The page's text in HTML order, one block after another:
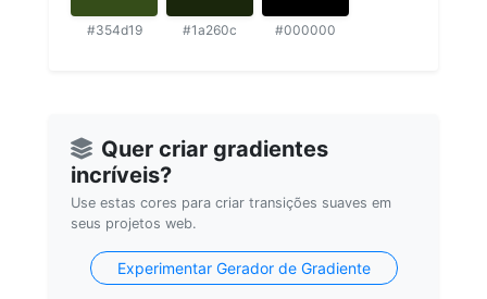
#354d19 #1a260c #000000
Quer criar gradientes
incríveis?
Use estas cores para criar transições suaves em
seus projetos web.
Experimentar Gerador de Gradiente